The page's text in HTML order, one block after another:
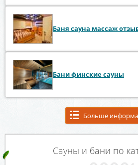
Баня сауна массаж
Бани финские сауны
Больше
Сауны и бани по